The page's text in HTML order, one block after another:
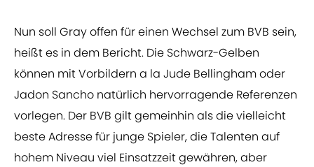
Nun soll Gray offen für einen Wechsel zum BVB sein,
heißt es in dem Bericht. Die Schwarz-Gelben
können mit Vorbildern a la Jude Bellingham oder
Jadon Sancho natürlich hervorragende Referenzen
vorlegen. Der BVB gilt gemeinhin als die vielleicht
beste Adresse für junge Spieler, die Talenten auf
hohem Niveau viel Einsatzzeit gewähren, aber